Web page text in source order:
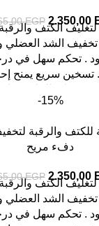
EGP 2.350,00
الكتف
الشد العضلي
. تحكم سهل في
. تسخين سريع يمنح
-15%
للكتف والرقبة
دفء مريح
EGP 2.350,00
الكتف
الشد العضلي
. تحكم سهل في